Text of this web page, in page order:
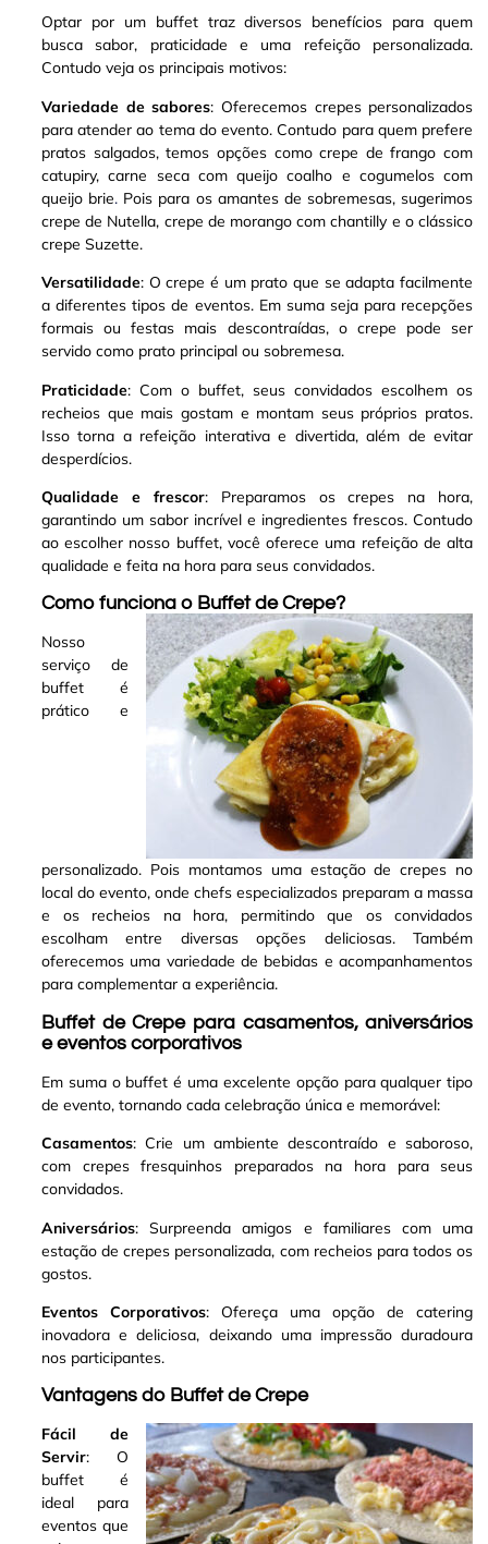
Optar por um buffet traz diversos benefícios para quem
busca sabor, praticidade e uma refeição personalizada.
Contudo veja os principais motivos:
Variedade de sabores: Oferecemos crepes personalizados
para atender ao tema do evento. Contudo para quem prefere
pratos salgados, temos opções como crepe de frango com
catupiry, carne seca com queijo coalho e cogumelos com
queijo brie. Pois para os amantes de sobremesas, sugerimos
crepe de Nutella, crepe de morango com chantilly e o clássico
crepe Suzette.
Versatilidade: O crepe é um prato que se adapta facilmente
a diferentes tipos de eventos. Em suma seja para recepções
formais ou festas mais descontraídas, o crepe pode ser
servido como prato principal ou sobremesa.
Praticidade: Com o buffet, seus convidados escolhem os
recheios que mais gostam e montam seus próprios pratos.
Isso torna a refeição interativa e divertida, além de evitar
desperdícios.
Qualidade e frescor: Preparamos os crepes na hora,
garantindo um sabor incrível e ingredientes frescos. Contudo
ao escolher nosso buffet, você oferece uma refeição de alta
qualidade e feita na hora para seus convidados.
Como funciona o Buffet de Crepe?
Nosso
serviço de
buffet é
prático e
personalizado. Pois montamos uma estação de crepes no
local do evento, onde chefs especializados preparam a massa
e os recheios na hora, permitindo que os convidados
escolham entre diversas opções deliciosas. Também
oferecemos uma variedade de bebidas e acompanhamentos
para complementar a experiência.
Buffet de Crepe para casamentos, aniversários
e eventos corporativos
Em suma o buffet é uma excelente opção para qualquer tipo
de evento, tornando cada celebração única e memorável:
Casamentos: Crie um ambiente descontraído e saboroso,
com crepes fresquinhos preparados na hora para seus
convidados.
Aniversários: Surpreenda amigos e familiares com uma
estação de crepes personalizada, com recheios para todos os
gostos.
Eventos Corporativos: Ofereça uma opção de catering
inovadora e deliciosa, deixando uma impressão duradoura
nos participantes.
Vantagens do Buffet de Crepe
Fácil de
Servir: O
buffet é
ideal para
eventos que